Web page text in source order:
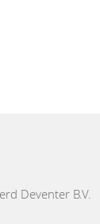
Deventer B.V.